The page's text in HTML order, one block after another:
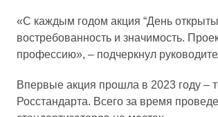
«С каждым годом акция “День
востребованность и значимость.
профессию», – подчеркнул
Впервые акция прошла в 2023 году –
Росстандарта. Всего за время